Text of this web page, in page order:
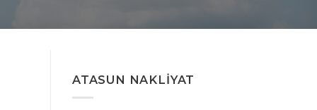
ATASUN NAKLIYAT